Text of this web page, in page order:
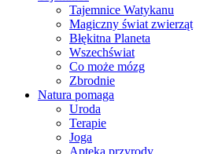
Tajemnice Watykanu
Magiczny świat zwierząt
Błękitna Planeta
Wszechświat
Co może mózg
Zbrodnie
Natura pomaga
Uroda
Terapie
Joga
Apteka przyrody